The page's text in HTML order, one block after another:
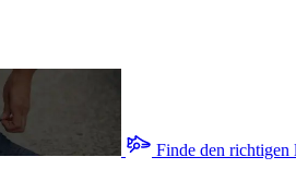
Finde den richtigen